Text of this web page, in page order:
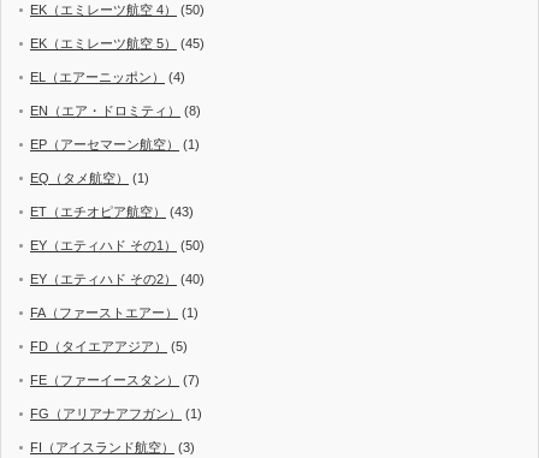
EK（エミレーツ航空 4） (50)
EK（エミレーツ航空 5） (45)
EL（エアーニッポン） (4)
EN（エア・ドロミティ） (8)
EP（アーセマーン航空） (1)
EQ（タメ航空） (1)
ET（エチオピア航空） (43)
EY（エティハド その1） (50)
EY（エティハド その2） (40)
FA（ファーストエアー） (1)
FD（タイエアアジア） (5)
FE（ファーイースタン） (7)
FG（アリアナアフガン） (1)
FI（アイスランド航空） (3)